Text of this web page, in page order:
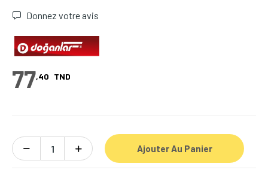
Donnez votre avis
77,40 TND
Ajouter Au Panier